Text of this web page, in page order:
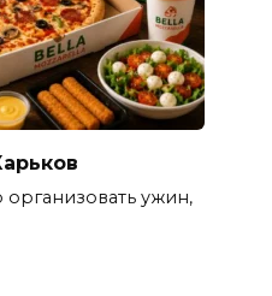
организовать ужин,